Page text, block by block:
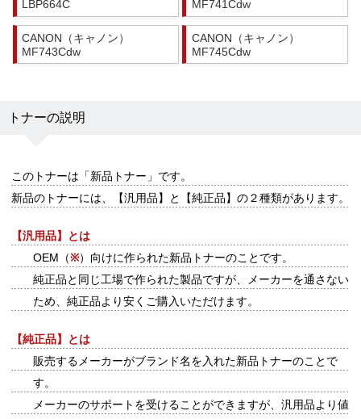
LBP664C MF741Cdw
CANON（キャノン）
MF743Cdw
CANON（キャノン）
MF745Cdw
トナーの説明
このトナーは 「新品トナー」 です。
新品のトナーには、【汎用品】と【純正品】の２種類があります。
【汎用品】とは
OEM（※）向けに作られた新品トナーのことです。
純正品と同じ工場で作られた製品ですが、メーカーを通さない
ため、純正品より安くご購入いただけます。
【純正品】とは
販売するメーカーがブランド名を入れた新品トナーのことで
す。
メーカーのサポートを受けることができますが、汎用品より値